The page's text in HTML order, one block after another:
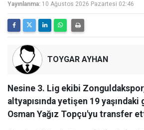
Yayınlanma: 10 Ağustos 2026 Pazartesi 02:46
TOYGAR AYHAN
Nesine 3. Lig ekibi
altyapısında yetişen 19 yaşındaki
Osman Yağız Topçu'yu transfer